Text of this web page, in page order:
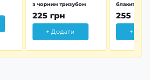
з чорним тризубом
225 грн
+ Додати
блакитна
255 грн
+